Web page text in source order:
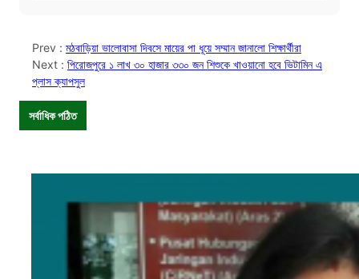
Prev : মঠবাড়িয়া ভালোবাসা দিবসে মায়ের পা ধূয়ে সম্মান জানালো শিক্ষার্থীরা
Next : পিরোজপুরে ১ লাখ ৩০ হাজার ৩৩০ জন শিশুকে খাওয়ানো হবে ভিটামিন এ
প্লাস ক্যাপসুল
সর্বাধিক পঠিত